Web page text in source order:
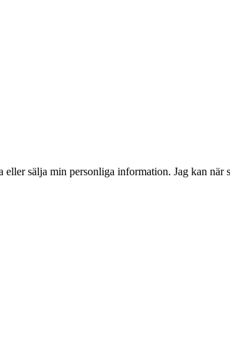
sälja min personliga information. Jag kan när